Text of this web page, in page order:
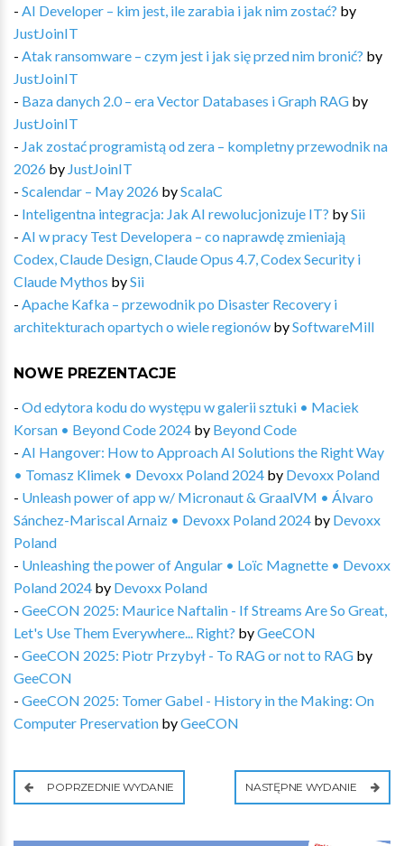
- AI Developer – kim jest, ile zarabia i jak nim zostać? by
JustJoinIT
- Atak ransomware – czym jest i jak się przed nim bronić? by
JustJoinIT
- Baza danych 2.0 – era Vector Databases i Graph RAG by
JustJoinIT
- Jak zostać programistą od zera – kompletny przewodnik na
2026 by JustJoinIT
- Scalendar – May 2026 byScalaC
- Inteligentna integracja: Jak AI rewolucjonizuje IT? bySii
- AI w pracy Test Developera – co naprawdę zmieniają
Codex, Claude Design, Claude Opus 4.7, Codex Security i
Claude Mythos bySii
- Apache Kafka – przewodnik po Disaster Recovery i
architekturach opartych o wiele regionów bySoftwareMill
NOWE PREZENTACJE
- Od edytora kodu do występu w galerii sztuki • Maciek
Korsan • Beyond Code 2024 by Beyond Code
- AI Hangover: How to Approach AI Solutions the Right Way
• Tomasz Klimek • Devoxx Poland 2024 by Devoxx Poland
- Unleash power of app w/ Micronaut & GraalVM • Álvaro
Sánchez-Mariscal Arnaiz • Devoxx Poland 2024 by Devoxx
Poland
- Unleashing the power of Angular • Loïc Magnette • Devoxx
Poland 2024 by Devoxx Poland
- GeeCON 2025: Maurice Naftalin - If Streams Are So Great,
Let's Use Them Everywhere... Right? byGeeCON
- GeeCON 2025: Piotr Przybył - To RAG or not to RAG by
GeeCON
- GeeCON 2025: Tomer Gabel - History in the Making: On
Computer Preservation byGeeCON
POPRZEDNIE WYDANIE NASTĘPNE WYDANIE